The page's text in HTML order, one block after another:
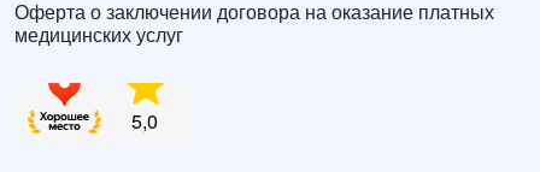
Оферта о заключении договора на оказание платных
медицинских услуг